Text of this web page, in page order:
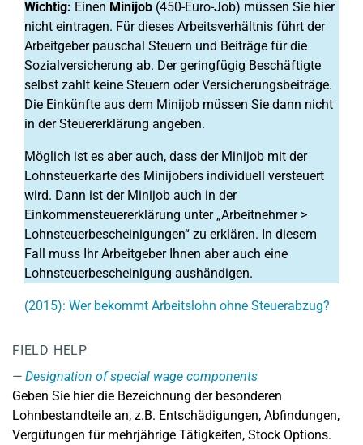
Wichtig: Einen Minijob (450-Euro-Job) müssen Sie hier
nicht eintragen. Für dieses Arbeitsverhältnis führt der
Arbeitgeber pauschal Steuern und Beiträge für die
Sozialversicherung ab. Der geringfügig Beschäftigte
selbst zahlt keine Steuern oder Versicherungsbeiträge.
Die Einkünfte aus dem Minijob müssen Sie dann nicht
in der Steuererklärung angeben.
Möglich ist es aber auch, dass der Minijob mit der
Lohnsteuerkarte des Minijobers individuell versteuert
wird. Dann ist der Minijob auch in der
Einkommensteuererklärung unter „Arbeitnehmer >
Lohnsteuerbescheinigungen“ zu erklären. In diesem
Fall muss Ihr Arbeitgeber Ihnen aber auch eine
Lohnsteuerbescheinigung aushändigen.
(2015): Wer bekommt Arbeitslohn ohne Steuerabzug?
FIELD HELP
Designation of special wage components
Geben Sie hier die Bezeichnung der besonderen
Lohnbestandteile an, z.B. Entschädigungen, Abfindungen,
Vergütungen für mehrjährige Tätigkeiten, Stock Options.